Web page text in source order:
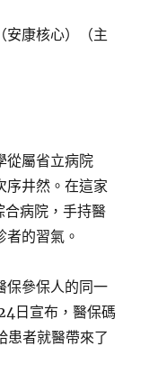
安康核心）（主
從屬省立病院
序井然。在這家
病院，手持醫
的習氣。
保參保人的同一
日宣布，醫保碼
患者就醫帶來了